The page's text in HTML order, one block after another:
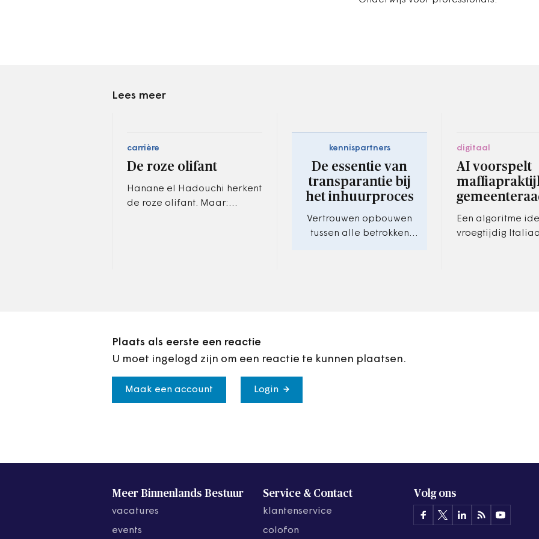
Lees meer
carrière
De roze olifant
Hanane el Hadouchi herkent
de roze olifant. Maar:
kennispartners
De essentie van
transparantie bij
het inhuurproces
Vertrouwen opbouwen
tussen alle betrokken
digitaal
AI voorspelt
Een algoritme
vroegtijdig
Plaats als eerste een reactie
U moet ingelogd zijn om een reactie te kunnen plaatsen.
Maak een account Login
Meer Binnenlands Bestuur
vacatures
events
Service & Contact
klantenservice
colofon
Volg ons